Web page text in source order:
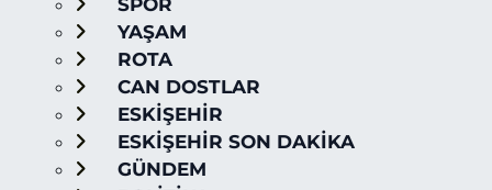
SPOR
YAŞAM
ROTA
CAN DOSTLAR
ESKİŞEHİR
ESKİŞEHİR SON DAKİKA
GÜNDEM